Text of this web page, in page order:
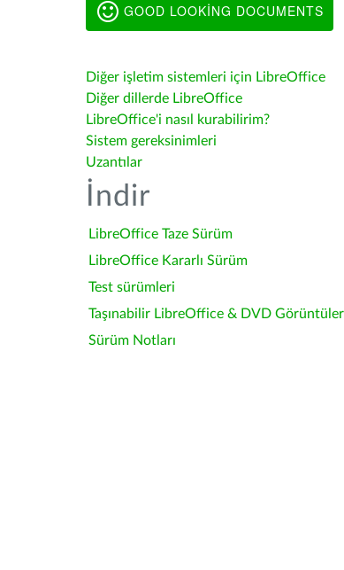
GOOD LOOKING DOCUMENTS
Diğer işletim sistemleri için LibreOffice
Diğer dillerde LibreOffice
LibreOffice'i nasıl kurabilirim?
Sistem gereksinimleri
Uzantılar
İndir
LibreOffice Taze Sürüm
LibreOffice Kararlı Sürüm
Test sürümleri
Taşınabilir LibreOffice & DVD
Sürüm Notları